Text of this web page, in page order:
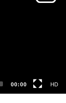
00:00 HD